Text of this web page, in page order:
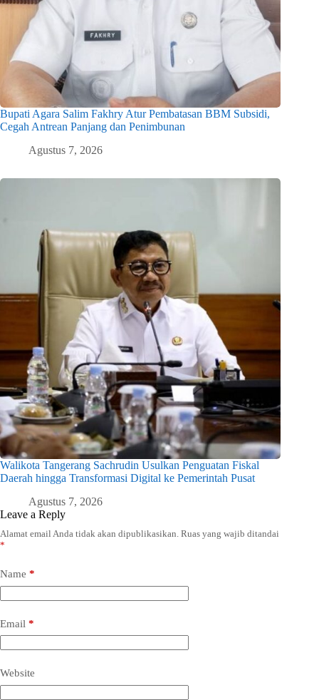
Bupati Agara Salim Fakhry Atur Pembatasan BBM Subsidi,
Cegah Antrean Panjang dan Penimbunan
Agustus 7, 2026
Walikota Tangerang Sachrudin Usulkan Penguatan Fiskal
Daerah hingga Transformasi Digital ke Pemerintah Pusat
Agustus 7, 2026
Leave a Reply
Alamat email Anda tidak akan dipublikasikan. Ruas yang wajib ditandai
*
Name *
Email *
Website